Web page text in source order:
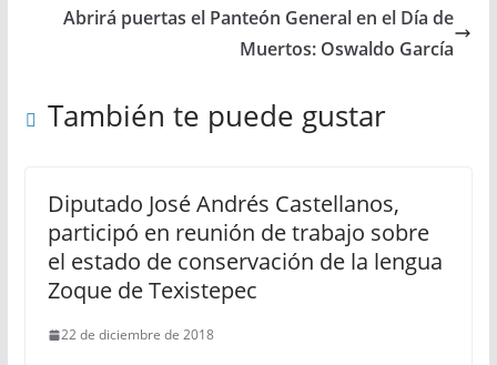
Abrirá puertas el Panteón General en el Día de
Muertos: Oswaldo García
También te puede gustar
Diputado José Andrés Castellanos,
participó en reunión de trabajo sobre
el estado de conservación de la lengua
Zoque de Texistepec
22 de diciembre de 2018